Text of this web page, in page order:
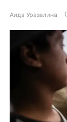
Аида Уразалина